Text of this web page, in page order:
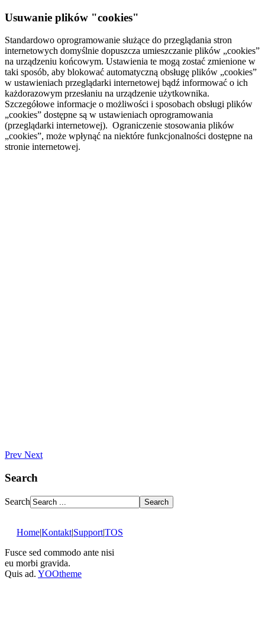
Usuwanie plików "cookies"
Standardowo oprogramowanie służące do przeglądania stron
internetowych domyślnie dopuszcza umieszczanie plików „cookies”
na urządzeniu końcowym. Ustawienia te mogą zostać zmienione w
taki sposób, aby blokować automatyczną obsługę plików „cookies”
w ustawieniach przeglądarki internetowej bądź informować o ich
każdorazowym przesłaniu na urządzenie użytkownika.
Szczegółowe informacje o możliwości i sposobach obsługi plików
„cookies” dostępne są w ustawieniach oprogramowania
(przeglądarki internetowej). Ograniczenie stosowania plików
„cookies”, może wpłynąć na niektóre funkcjonalności dostępne na
stronie internetowej.
Prev Next
Search
Search
Home|Kontakt|Support|TOS
Fusce sed commodo ante nisi
eu morbi gravida.
Quis ad. YOOtheme